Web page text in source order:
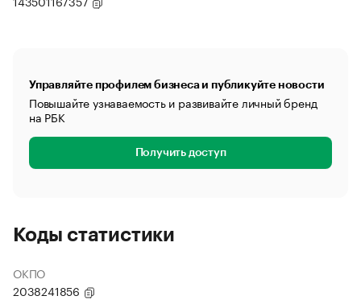
Управляйте профилем бизнеса и публикуйте новости
Повышайте узнаваемость и развивайте личный бренд
на РБК
Получить доступ
Коды статистики
ОКПО
2038241856